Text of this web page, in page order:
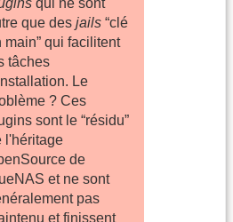
qui ne sont
que des jails“clé
main” qui facilitent
tâches
Le
? Ces
sont le “résidu”
l'héritage
de
et ne sont
pas
et finissent